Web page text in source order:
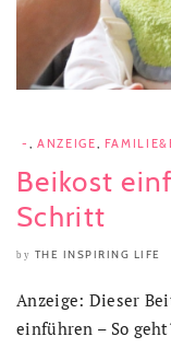
- , ANZEIGE,
Beikost
Schritt
by THE INSPIRING LIFE
Anzeige: Dieser
einführen – So